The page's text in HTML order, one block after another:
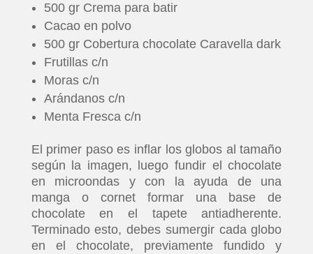
500 gr Crema para batir
Cacao en polvo
500 gr Cobertura chocolate Caravella dark
Frutillas c/n
Moras c/n
Arándanos c/n
Menta Fresca c/n
El primer paso es inflar los globos al tamaño
según la imagen, luego fundir el chocolate
en microondas y con la ayuda de una
manga o cornet formar una base de
chocolate en el tapete antiadherente.
Terminado esto, debes sumergir cada globo
en el chocolate, previamente fundido y